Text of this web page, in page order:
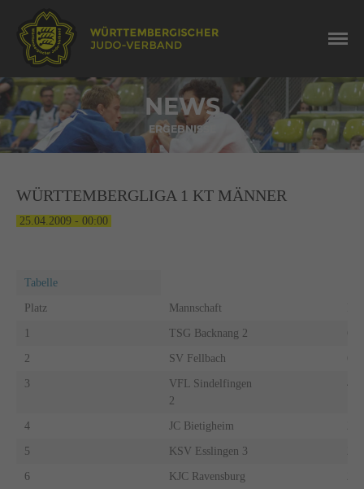
NEWS
ERGEBNISSE
WÜRTTEMBERGLIGA 1 KT MÄNNER
25.04.2009 - 00:00
Tabelle
Platz Mannschaft
1 TSG Backnang 2
2 SV Fellbach
3
VFL Sindelfingen
2
4:0
4 JC Bietigheim
5 KSV Esslingen 3
6 KJC Ravensburg